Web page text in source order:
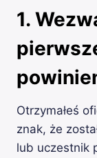
1.
Otrzymałeś
znak, że
lub uczestnik